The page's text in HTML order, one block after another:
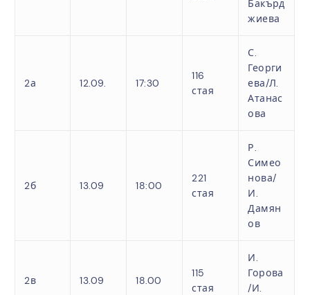
Бакърд
жиева
2а 12.09. 17:30
116
стая
С.
Георги
ева/Л.
Атанас
ова
2б 13.09 18:00
221
стая
Р.
Симео
нова/
И.
Дамян
ов
2в 13.09 18.00
115
стая
И.
Горова
/И.